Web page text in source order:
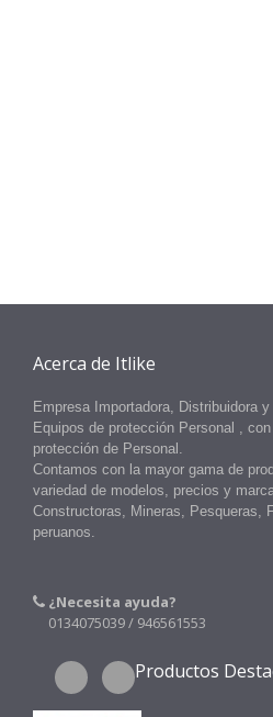
Acerca de Itlike
Empresa Importadora, Distribuidora
Equipos de protección Personal ,
protección de Personal.
Contamos con la mayor gama de
variedad de modelos, precios y
Constructoras, Mineras, Pesqueras,
peruanos.
¿Necesita ayuda?
0134075039 / 946561553
Productos